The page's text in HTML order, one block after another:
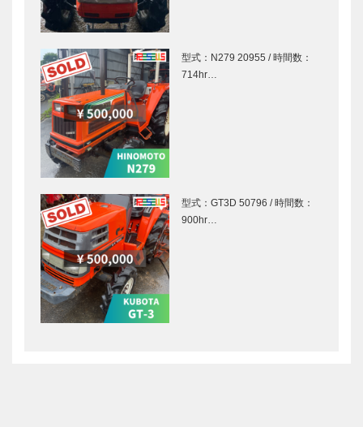
型式：N279 20955 / 時間数：
714hr…
型式：GT3D 50796 / 時間数：
900hr…